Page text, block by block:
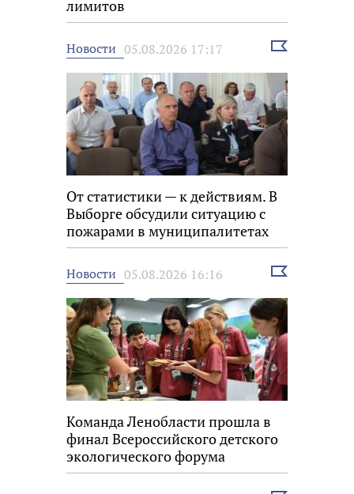
лимитов
Новости 05.08.2026 17:17
Выбрать
От статистики — к действиям. В
Выборге обсудили ситуацию с
пожарами в муниципалитетах
Новости 05.08.2026 16:16
Выбрать
Команда Ленобласти прошла в
финал Всероссийского детского
экологического форума